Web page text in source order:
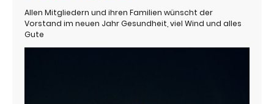
Allen Mitgliedern und ihren Familien wünscht der
Vorstand im neuen Jahr Gesundheit, viel Wind und alles
Gute